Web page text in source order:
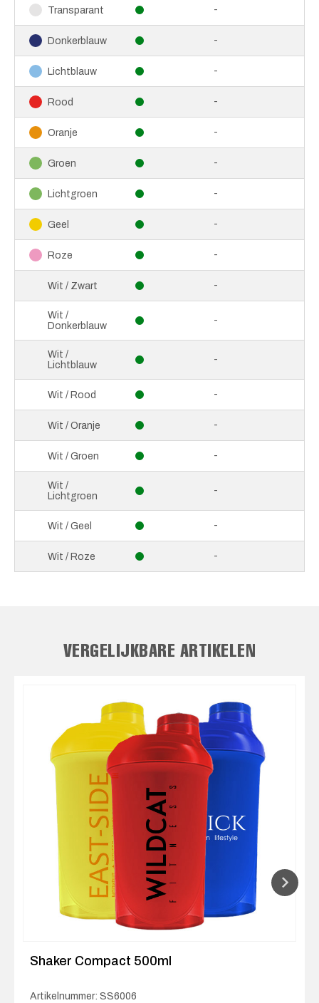
Transparant -
Donkerblauw -
Lichtblauw -
Rood -
Oranje -
Groen -
Lichtgroen -
Geel -
Roze -
Wit / Zwart -
Wit /
Donkerblauw
-
Wit /
Lichtblauw
-
Wit / Rood -
Wit / Oranje -
Wit / Groen -
Wit /
Lichtgroen
-
Wit / Geel -
Wit / Roze -
VERGELIJKBARE ARTIKELEN
Shaker Compact 500ml
Artikelnummer: SS6006